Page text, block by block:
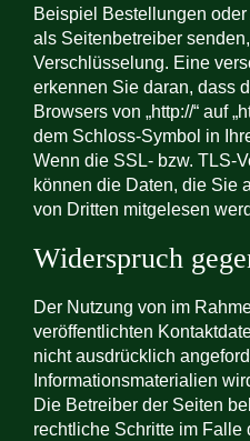
Beispiel Bestellungen
als Seitenbetreiber
Verschlüsselung. Eine
erkennen Sie daran, dass
Browsers von „http://“ auf
dem Schloss-Symbol in
Wenn die SSL- bzw. TLS-
können die Daten, die Sie
von Dritten mitgelesen
Widerspruch
Der Nutzung von im
veröffentlichten
nicht ausdrücklich
Informationsmaterialien
Die Betreiber der Seiten
rechtliche Schritte im Falle